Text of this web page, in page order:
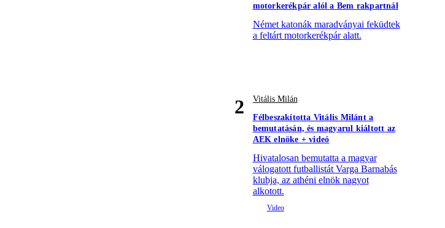
motorkerékpár alól a Bem rakpartnál
Német katonák maradványai feküdtek
a feltárt motorkerékpár alatt.
2
Vitális Milán
Félbeszakította Vitális Milánt a
bemutatásán, és magyarul kiáltott az
AEK elnöke + videó
Hivatalosan bemutatta a magyar
válogatott futballistát Varga Barnabás
klubja, az athéni elnök nagyot
alkotott.